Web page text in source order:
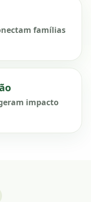
famílias
impacto